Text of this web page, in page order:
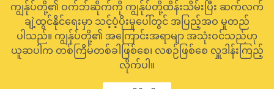
ကျွန်ုပ်တို့၏ ဝက်ဘ်ဆိုက်ကို ကျွန်ုပ်တို့ထိန်းသိမ်းပြီး ဆက်လက်
ချဲ့ထွင်နိုင်ရေးမှာ သင့်ပံ့ပိုးမှုပေါ်တွင် အပြည့်အဝ မူတည်
ပါသည်။ ကျွန်ုပ်တို့၏ အကြောင်းအရာမျာ အသုံးဝင်သည်ဟု
ယူဆပါက တစ်ကြိမ်တစ်ခါဖြစ်စေ၊ လစဉ်ဖြစ်စေ လှူဒါန်းကြည့်
လိုက်ပါ။